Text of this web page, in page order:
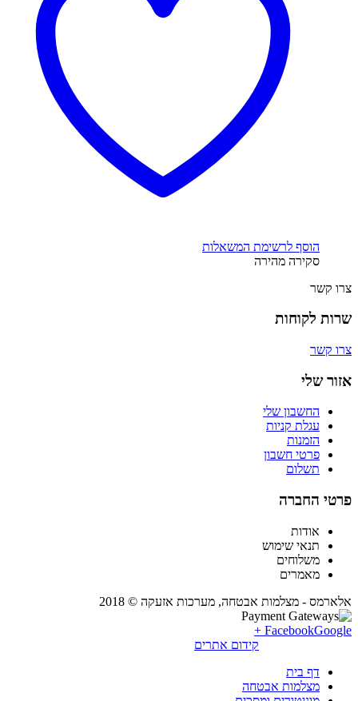
הוסף לרשימת המשאלות
סקירה מהירה
צרו קשר
שרות לקוחות
צרו קשר
אזור שלי
החשבון שלי
עגלת קניות
הזמנות
פרטי חשבון
תשלום
פרטי החברה
אודות
תנאי שימוש
משלוחים
מאמרים
אלארמס - מצלמות אבטחה, מערכות אזעקה © 2018
FacebookGoogle +
קידום אתרים
דף בית
מצלמות אבטחה